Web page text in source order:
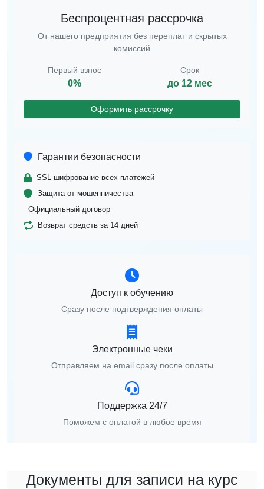
Беспроцентная рассрочка
От нашего предприятия без переплат и скрытых
комиссий
Первый взнос
0%
Срок
до 12 мес
Оформить рассрочку
Гарантии безопасности
SSL-шифрование всех платежей
Защита от мошенничества
Официальный договор
Возврат средств за 14 дней
Доступ к обучению
Сразу после подтверждения оплаты
Электронные чеки
Отправляем на email сразу после оплаты
Поддержка 24/7
Поможем с оплатой в любое время
Документы для записи на курс